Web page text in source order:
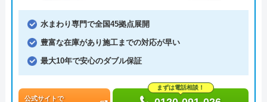
水まわり専門で全国45拠点展開
豊富な在庫があり施工までの対応が早い
最大10年で安心のダブル保証
公式サイトで
まずは電話相談！